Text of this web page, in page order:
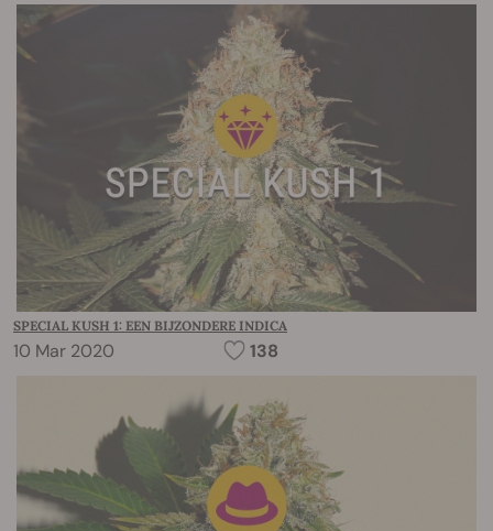
SPECIAL KUSH 1: EEN BIJZONDERE INDICA
10 Mar 2020 138